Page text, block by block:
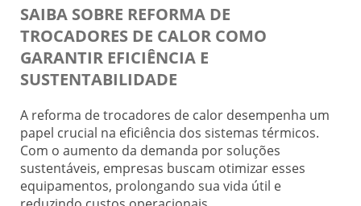
SAIBA SOBRE REFORMA DE
TROCADORES DE CALOR COMO
GARANTIR EFICIÊNCIA E
SUSTENTABILIDADE
A reforma de trocadores de calor desempenha um
papel crucial na eficiência dos sistemas térmicos.
Com o aumento da demanda por soluções
sustentáveis, empresas buscam otimizar esses
equipamentos, prolongando sua vida útil e